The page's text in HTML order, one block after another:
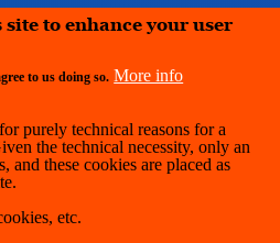
site to enhance your user
to us doing so. More info
purely technical reasons for a
the technical necessity, only an
and these cookies are placed as
etc.